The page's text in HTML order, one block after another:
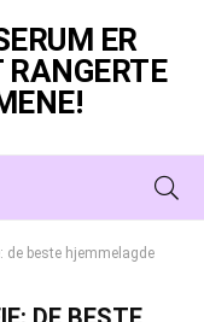
ER
RANGERTE
de beste hjemmelagde